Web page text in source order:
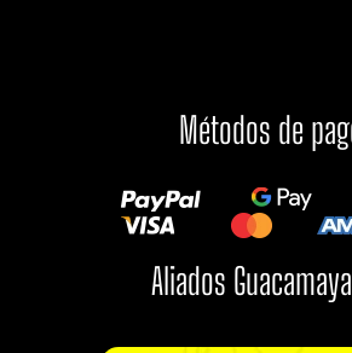
Métodos de
Aliados